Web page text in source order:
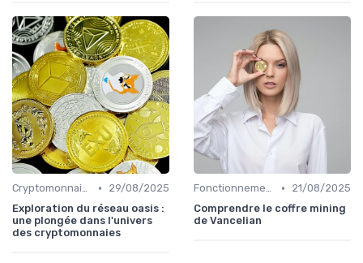
Cryptomonnaies populaires •
29/08/2025
Exploration du réseau oasis :
une plongée dans l'univers
des cryptomonnaies
Fonctionnement des cryptomonnaies •
21/08/2025
Comprendre le coffre mining
de Vancelian